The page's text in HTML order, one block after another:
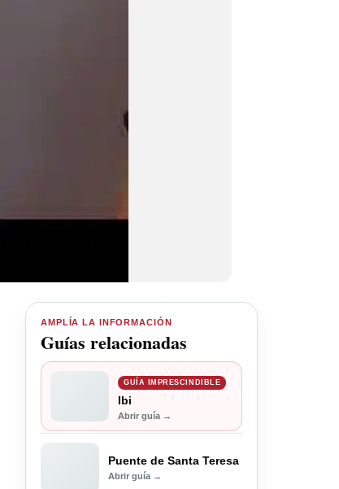
AMPLÍA LA INFORMACIÓN
Guías relacionadas
GUÍA IMPRESCINDIBLE
Ibi
Abrir guía →
Puente de Santa Teresa
Abrir guía →